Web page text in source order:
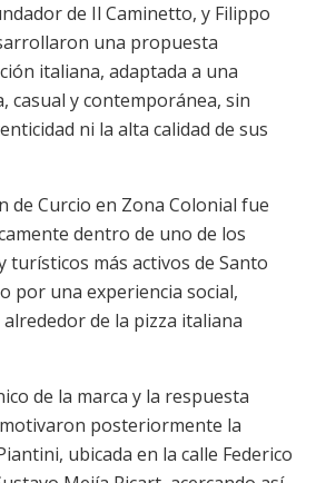
de Il Caminetto, y Filippo
una propuesta
italiana, adaptada a una
casual y contemporánea, sin
ni la alta calidad de sus
de Curcio en Zona Colonial fue
dentro de uno de los
turísticos más activos de Santo
por una experiencia social,
alrededor de la pizza italiana
de la marca y la respuesta
posteriormente la
ubicada en la calle Federico